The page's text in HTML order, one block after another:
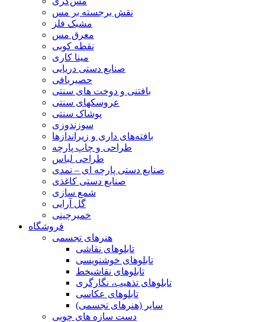
نقش برجسته بر مس
مشبک فلز
معرق مس
نقطه کوبی
مینا کاری
صنایع دستی دریایی
حصیربافی
بافتنی‌ و دوخت های سنتی
عروسکهای سنتی
پوشاک سنتی
سوزندوزی
بافته‌های داری و زیراندازها
طراحی و چاپ پارچه
طراحی لباس
صنایع دستی پارچه ای – نمدی
صنایع دستی کاغذی
شمع سازی
گل آرایی
خمیرچینی
فروشگاه
هنرهای تجسمی
تابلوهای نقاشی
تابلوهای خوشنویسی
تابلوهای نقاشیخط
تابلوهای تذهیب، نگارگری
تابلوهای عکاسی
سایر (هنرهای تجسمی)
دست سازه های چوبی